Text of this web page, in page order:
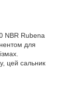
NBR Rubena
для
цей сальник